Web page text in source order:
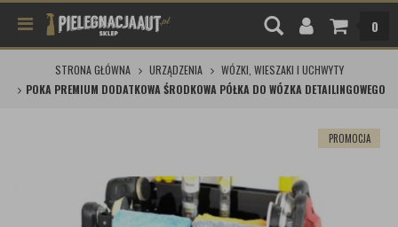
0
STRONA GŁÓWNA URZĄDZENIA
WÓZKI, WIESZAKI I UCHWYTY
POKA PREMIUM DODATKOWA ŚRODKOWA PÓŁKA DO WÓZKA DETAILINGOWEGO
PROMOCJA